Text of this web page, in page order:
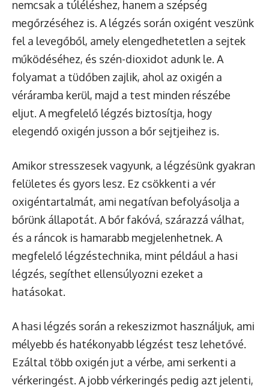
nemcsak a túléléshez, hanem a szépség
megőrzéséhez is. A légzés során oxigént veszünk
fel a levegőből, amely elengedhetetlen a sejtek
működéséhez, és szén-dioxidot adunk le. A
folyamat a tüdőben zajlik, ahol az oxigén a
véráramba kerül, majd a test minden részébe
eljut. A megfelelő légzés biztosítja, hogy
elegendő oxigén jusson a bőr sejtjeihez is.
Amikor stresszesek vagyunk, a légzésünk gyakran
felületes és gyors lesz. Ez csökkenti a vér
oxigéntartalmát, ami negatívan befolyásolja a
bőrünk állapotát. A bőr fakóvá, szárazzá válhat,
és a ráncok is hamarabb megjelenhetnek. A
megfelelő légzéstechnika, mint például a hasi
légzés, segíthet ellensúlyozni ezeket a
hatásokat.
A hasi légzés során a rekeszizmot használjuk, ami
mélyebb és hatékonyabb légzést tesz lehetővé.
Ezáltal több oxigén jut a vérbe, ami serkenti a
vérkeringést. A jobb vérkeringés pedig azt jelenti,